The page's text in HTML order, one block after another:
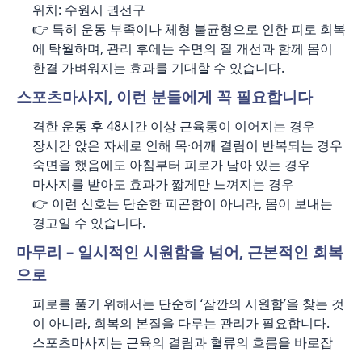
위치: 수원시 권선구
👉 특히 운동 부족이나 체형 불균형으로 인한 피로 회복
에 탁월하며, 관리 후에는 수면의 질 개선과 함께 몸이
한결 가벼워지는 효과를 기대할 수 있습니다.
스포츠마사지, 이런 분들에게 꼭 필요합니다
격한 운동 후 48시간 이상 근육통이 이어지는 경우
장시간 앉은 자세로 인해 목·어깨 결림이 반복되는 경우
숙면을 했음에도 아침부터 피로가 남아 있는 경우
마사지를 받아도 효과가 짧게만 느껴지는 경우
👉 이런 신호는 단순한 피곤함이 아니라, 몸이 보내는
경고일 수 있습니다.
마무리 – 일시적인 시원함을 넘어, 근본적인 회복
으로
피로를 풀기 위해서는 단순히 ‘잠깐의 시원함’을 찾는 것
이 아니라, 회복의 본질을 다루는 관리가 필요합니다.
스포츠마사지는 근육의 결림과 혈류의 흐름을 바로잡